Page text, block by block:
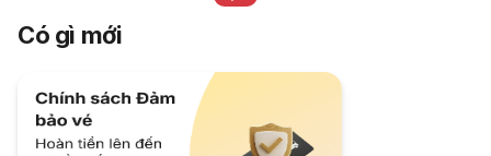
Có gì mới